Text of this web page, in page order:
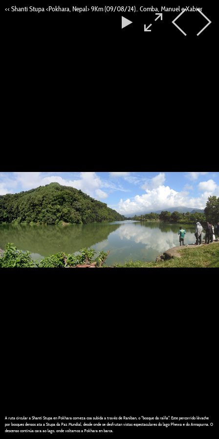
<< Shanti Stupa <Pokhara, Nepal> 9Km (09/08/24).. Comba, Manuel e Xabier
A ruta circular a Shanti Stupa en Pokhara comeza coa subida a través de Raniban, o "bosque da raíña". Este percorrido lévache
por bosques densos ata a Stupa da Paz Mundial, desde onde se desfrutan vistas espectaculares do lago Phewa e do Annapurna. O
descenso continúa cara ao lago, onde voltamos a Pokhara en barca.